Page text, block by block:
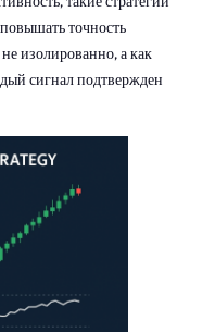
точность
изолированно, а как
сигнал подтвержден